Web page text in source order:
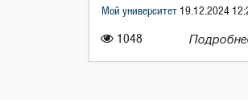
1048
Мой университет 19.12.2024